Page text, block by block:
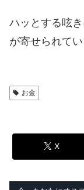
ハッとする呟
が寄せられてい
お金
X